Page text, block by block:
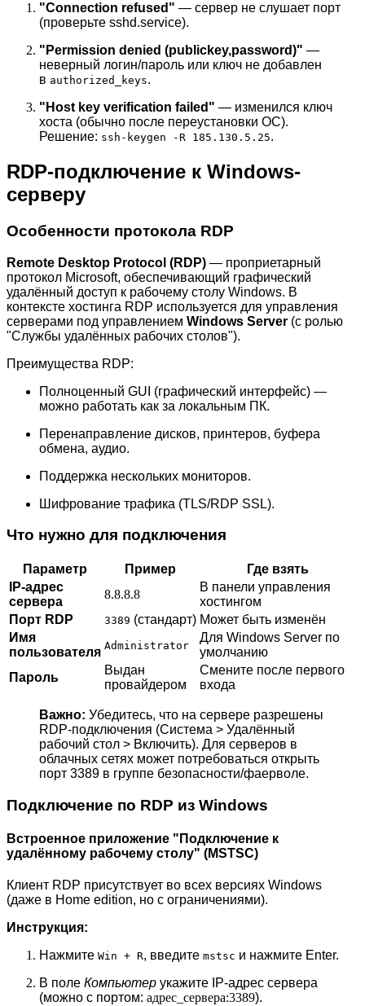
"Connection refused" — сервер не слушает порт
(проверьте sshd.service).
"Permission denied (publickey,password)" —
неверный логин/пароль или ключ не добавлен
в authorized_keys.
"Host key verification failed" — изменился ключ
хоста (обычно после переустановки ОС).
Решение: ssh-keygen -R 185.130.5.25.
RDP-подключение к Windows-
серверу
Особенности протокола RDP
Remote Desktop Protocol (RDP) — проприетарный
протокол Microsoft, обеспечивающий графический
удалённый доступ к рабочему столу Windows. В
контексте хостинга RDP используется для управления
серверами под управлением Windows Server (с ролью
"Службы удалённых рабочих столов").
Преимущества RDP:
Полноценный GUI (графический интерфейс) —
можно работать как за локальным ПК.
Перенаправление дисков, принтеров, буфера
обмена, аудио.
Поддержка нескольких мониторов.
Шифрование трафика (TLS/RDP SSL).
Что нужно для подключения
Параметр Пример
Где взять
IP-адрес
сервера
8.8.8.8
В панели управления
хостингом
Порт RDP
3389 (стандарт) Может быть изменён
Имя
пользователя Administrator
Для Windows Server по
умолчанию
Пароль
Выдан
провайдером
Смените после первого
входа
Важно: Убедитесь, что на сервере разрешены
RDP-подключения (Система > Удалённый
рабочий стол > Включить). Для серверов в
облачных сетях может потребоваться открыть
порт 3389 в группе безопасности/фаерволе.
Подключение по RDP из Windows
Встроенное приложение "Подключение к
удалённому рабочему столу" (MSTSC)
Клиент RDP присутствует во всех версиях Windows
(даже в Home edition, но с ограничениями).
Инструкция:
Нажмите Win + R, введите mstsc и нажмите Enter.
В поле Компьютер укажите IP-адрес сервера
(можно с портом: адрес_сервера:3389).